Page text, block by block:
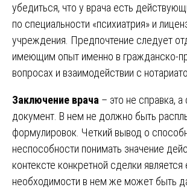
убедиться, что у врача есть
по специальности «психиатрия» и
учреждения. Предпочтение следует
имеющим опыт именно в гражданско-
вопросах и взаимодействии с
Заключение врача – это не справка,
документ. В нем не должно быть
формулировок. Четкий вывод о
неспособности понимать значение
контексте конкретной сделки
необходимости в нем же может быть